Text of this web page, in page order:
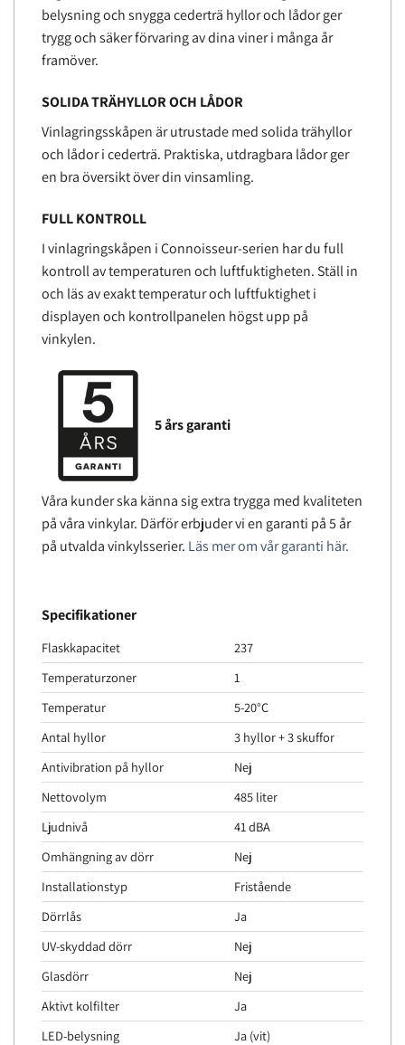
belysning och snygga cederträ hyllor och lådor ger
trygg och säker förvaring av dina viner i många år
framöver.
SOLIDA TRÄHYLLOR OCH LÅDOR
Vinlagringsskåpen är utrustade med solida trähyllor
och lådor i cederträ. Praktiska, utdragbara lådor ger
en bra översikt över din vinsamling.
FULL KONTROLL
I vinlagringskåpen i Connoisseur-serien har du full
kontroll av temperaturen och luftfuktigheten. Ställ in
och läs av exakt temperatur och luftfuktighet i
displayen och kontrollpanelen högst upp på
vinkylen.
5 års garanti
Våra kunder ska känna sig extra trygga med kvaliteten
på våra vinkylar. Därför erbjuder vi en garanti på 5 år
på utvalda vinkylsserier. Läs mer om vår garanti här.
Specifikationer
Flaskkapacitet
237
Temperaturzoner
1
Temperatur
5-20°C
Antal hyllor
3 hyllor + 3 skuffor
Antivibration på hyllor
Nej
Nettovolym
485 liter
Ljudnivå
41 dBA
Omhängning av dörr
Nej
Installationstyp
Fristående
Dörrlås
Ja
UV-skyddad dörr
Nej
Glasdörr
Nej
Aktivt kolfilter
Ja
LED-belysning
Ja (vit)